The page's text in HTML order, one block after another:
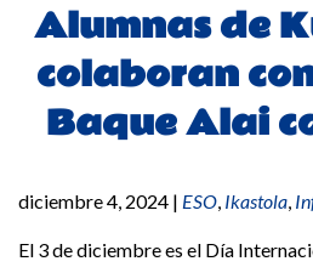
Alumnas de
colaboran
Baque Alai
diciembre 4, 2024 | ESO, Ikastola,
El 3 de diciembre es el Día